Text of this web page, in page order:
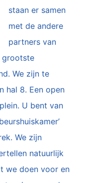
staan er samen
met de andere
partners van
grootste
We zijn te
hal 8. Een open
U bent van
We zijn
natuurlijk
we doen voor en